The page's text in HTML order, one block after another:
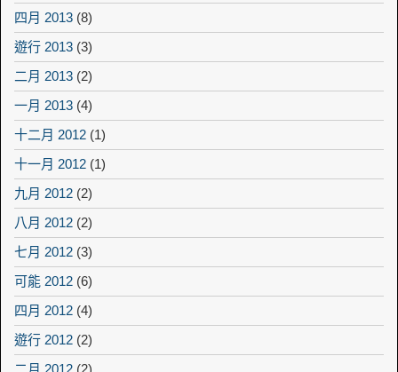
四月 2013 (8)
遊行 2013 (3)
二月 2013 (2)
一月 2013 (4)
十二月 2012 (1)
十一月 2012 (1)
九月 2012 (2)
八月 2012 (2)
七月 2012 (3)
可能 2012 (6)
四月 2012 (4)
遊行 2012 (2)